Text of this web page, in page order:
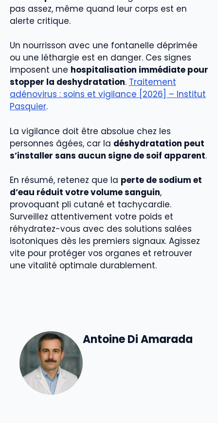
pas assez, même quand leur corps est en
alerte critique.
Un nourrisson avec une fontanelle déprimée
ou une léthargie est en danger. Ces signes
imposent une hospitalisation immédiate pour
stopper la deshydratation. Traitement
adénovirus : soins et vigilance [2026] – Institut
Pasquier.
La vigilance doit être absolue chez les
personnes âgées, car la déshydratation peut
s’installer sans aucun signe de soif apparent.
En résumé, retenez que la perte de sodium et
d’eau réduit votre volume sanguin,
provoquant pli cutané et tachycardie.
Surveillez attentivement votre poids et
réhydratez-vous avec des solutions salées
isotoniques dès les premiers signaux. Agissez
vite pour protéger vos organes et retrouver
une vitalité optimale durablement.
Antoine Di Amarada